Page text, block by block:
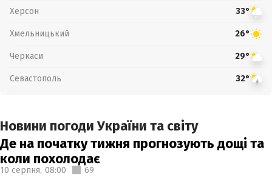
Херсон 33°
Хмельницький 26°
Черкаси 29°
Севастополь 32°
Новини погоди України та світу
Де на початку тижня прогнозують дощі та
коли похолодає
10 серпня, 08:00 69